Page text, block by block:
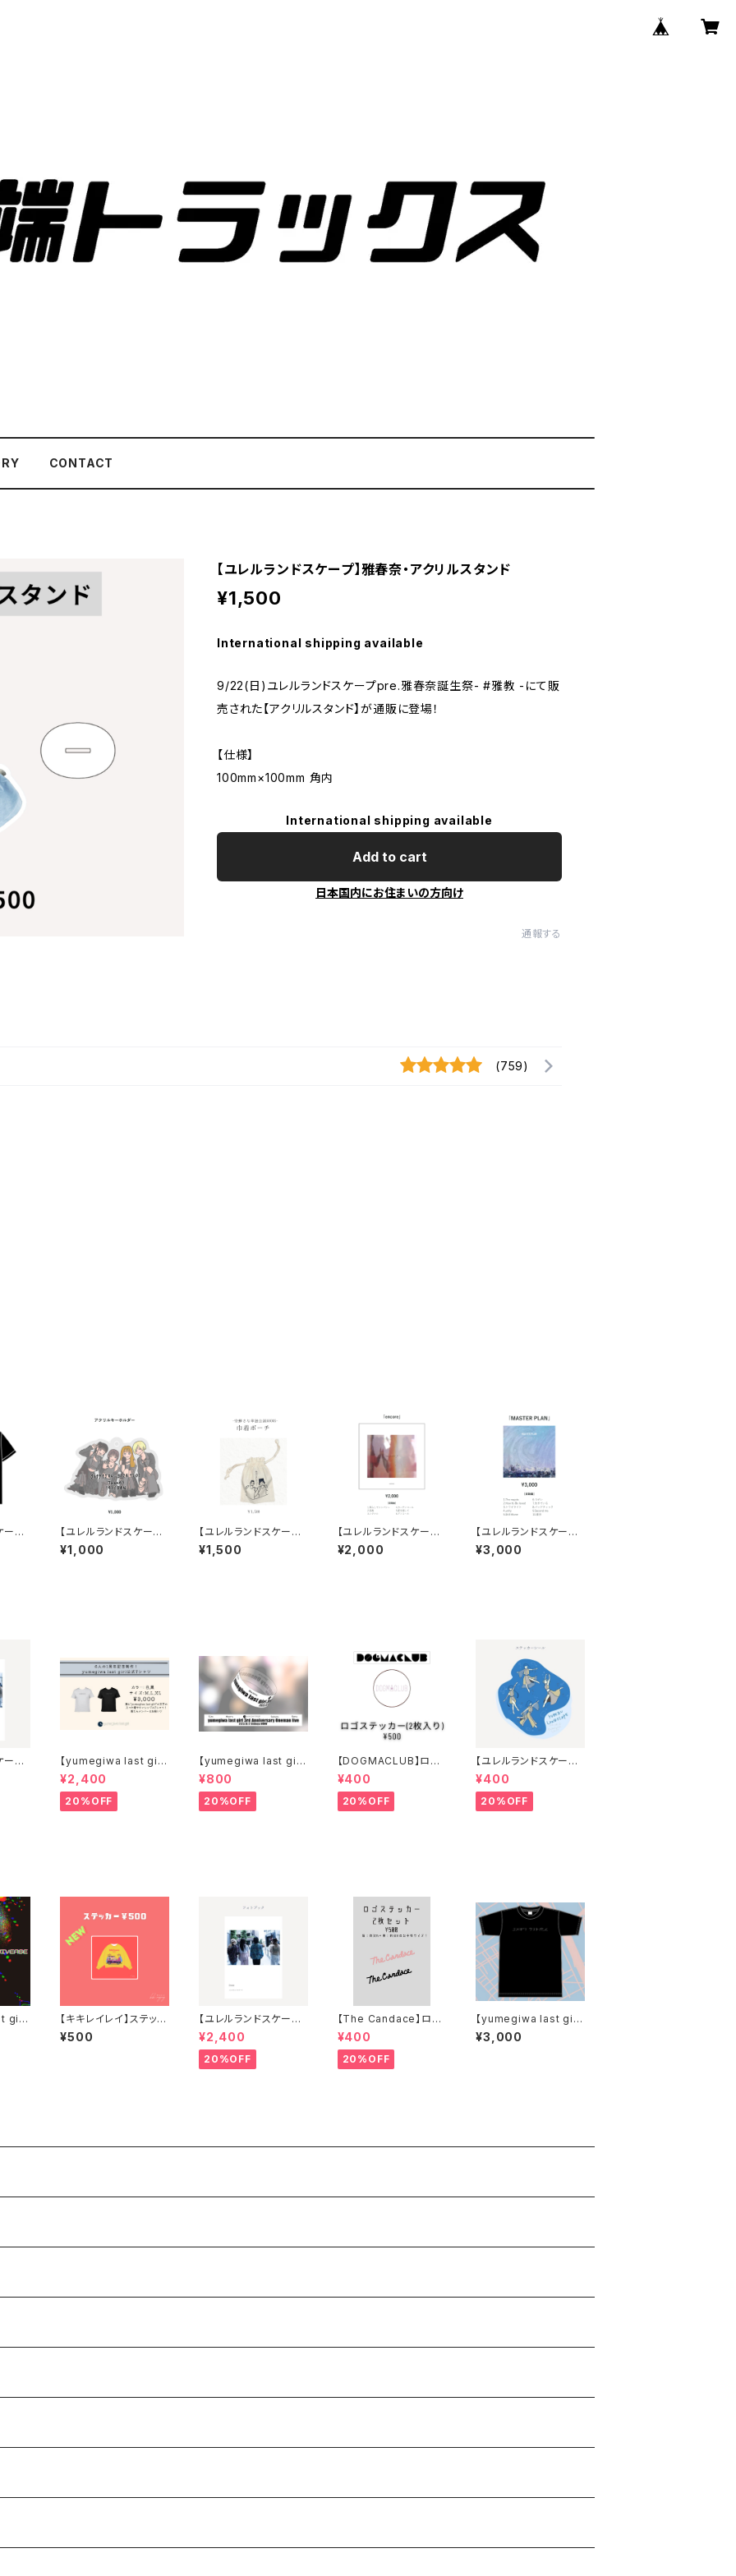
CONTACT
【ユレルランドスケープ】雅春奈・アクリルスタンド
¥1,500
International shipping available
9/22(日)ユレルランドスケープpre.雅春奈誕生祭- #雅教 -にて販
売された【アクリルスタンド】が通販に登場！
【仕様】
100mm×100mm 角内
International shipping available
Add to cart
日本国内にお住まいの方向け
通報する
(759)
プ】
【ユレルランドスケープ】
アクリルキーホルダー
¥1,000
【ユレルランドスケープ】
空蝉さな・巾着ポーチ
¥1,500
【ユレルランドスケープ】
CD「encore」
¥2,000
【ユレルランドスケープ】
CD「MASTER PLAN」
¥3,000
プ】
【yumegiwa last gir
l】Tシャツ
¥2,400
20%OFF
【yumegiwa last gir
l】Official Rubber Ba
nd
¥800
20%OFF
【DOGMACLUB】ロゴ
ステッカー(2枚入り)
¥400
20%OFF
【ユレルランドスケープ】
ステッカーシール
¥400
20%OFF
gir
【キキレイレイ】ステッカ
ーシール
¥500
【ユレルランドスケープ】
フォトブック
¥2,400
20%OFF
【The Candace】ロゴ
ステッカー2枚セット
¥400
20%OFF
【yumegiwa last gir
l】ユメギワロゴTシャツ
¥3,000